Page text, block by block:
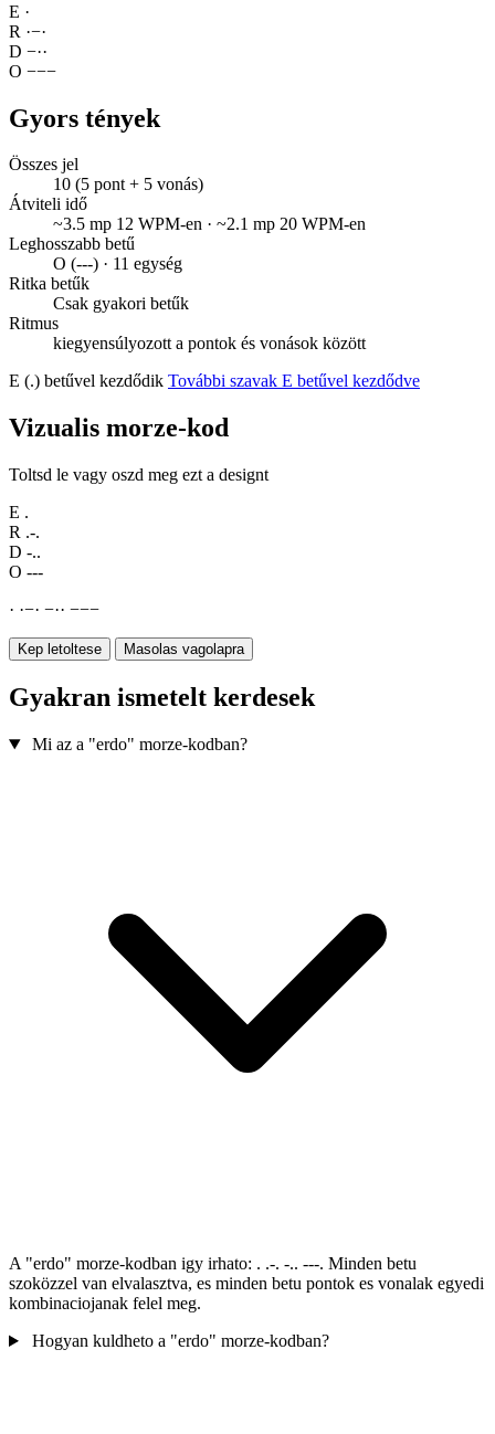
E ·
R ·−·
D −··
O −−−
Gyors tények
Összes jel
10 (5 pont + 5 vonás)
Átviteli idő
~3.5 mp 12 WPM-en · ~2.1 mp 20 WPM-en
Leghosszabb betű
O (---) · 11 egység
Ritka betűk
Csak gyakori betűk
Ritmus
kiegyensúlyozott a pontok és vonások között
E (.) betűvel kezdődik További szavak E betűvel kezdődve
Vizualis morze-kod
Toltsd le vagy oszd meg ezt a designt
E .
R .-.
D -..
O ---
· ·−· −·· −−−
Kep letoltese Masolas vagolapra
Gyakran ismetelt kerdesek
Mi az a "erdo" morze-kodban?
A "erdo" morze-kodban igy irhato: . .-. -.. ---. Minden betu
szoközzel van elvalasztva, es minden betu pontok es vonalak egyedi
kombinaciojanak felel meg.
Hogyan kuldheto a "erdo" morze-kodban?